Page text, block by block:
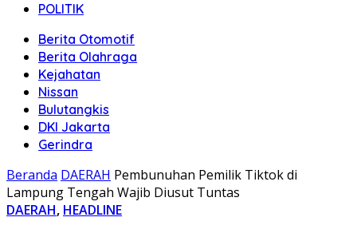
POLITIK
Berita Otomotif
Berita Olahraga
Kejahatan
Nissan
Bulutangkis
DKI Jakarta
Gerindra
Beranda DAERAH Pembunuhan Pemilik Tiktok di
Lampung Tengah Wajib Diusut Tuntas
DAERAH, HEADLINE